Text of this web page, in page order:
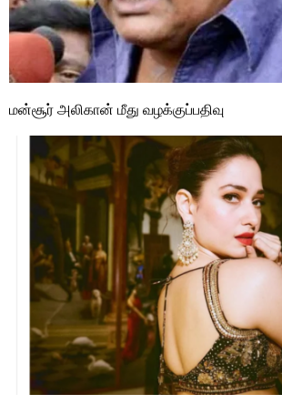
மன்சூர் அலிகான் மீது வழக்குப்பதிவு